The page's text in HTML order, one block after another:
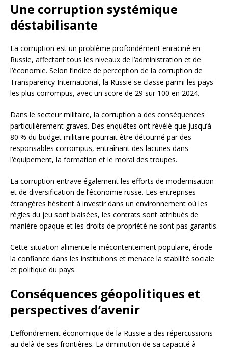
Une corruption systémique
déstabilisante
La corruption est un problème profondément enraciné en
Russie, affectant tous les niveaux de l’administration et de
l’économie. Selon l’indice de perception de la corruption de
Transparency International, la Russie se classe parmi les pays
les plus corrompus, avec un score de 29 sur 100 en 2024.
Dans le secteur militaire, la corruption a des conséquences
particulièrement graves. Des enquêtes ont révélé que jusqu’à
80 % du budget militaire pourrait être détourné par des
responsables corrompus, entraînant des lacunes dans
l’équipement, la formation et le moral des troupes.
La corruption entrave également les efforts de modernisation
et de diversification de l’économie russe. Les entreprises
étrangères hésitent à investir dans un environnement où les
règles du jeu sont biaisées, les contrats sont attribués de
manière opaque et les droits de propriété ne sont pas garantis.
Cette situation alimente le mécontentement populaire, érode
la confiance dans les institutions et menace la stabilité sociale
et politique du pays.
Conséquences géopolitiques et
perspectives d’avenir
L’effondrement économique de la Russie a des répercussions
au-delà de ses frontières. La diminution de sa capacité à